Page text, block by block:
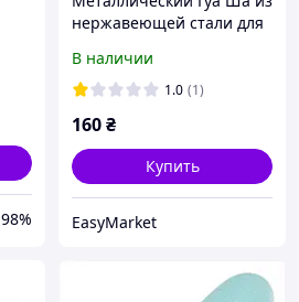
98%
нержавеющей стали для
для лифтинга
В наличии
1.0 (1)
160₴
Купить
EasyMarket